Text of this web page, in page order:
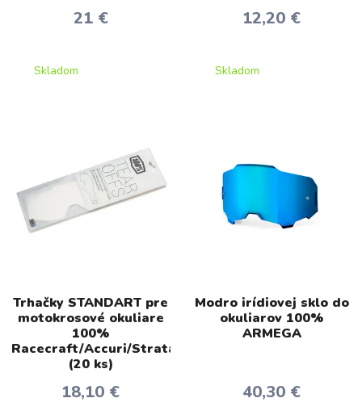
21 €
Skladom
12,20 €
Skladom
Trhačky STANDART pre
motokrosové okuliare
100%
Racecraft/Accuri/Strata
(20 ks)
18,10 €
Modro irídiovej sklo do
okuliarov 100%
ARMEGA
40,30 €